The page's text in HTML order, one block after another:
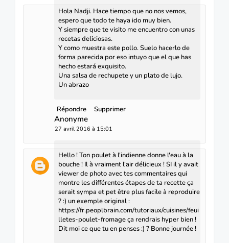
Hola Nadji. Hace tiempo que no nos vemos,
espero que todo te haya ido muy bien.
Y siempre que te visito me encuentro con unas
recetas deliciosas.
Y como muestra este pollo. Suelo hacerlo de
forma parecida por eso intuyo que el que has
hecho estará exquisito.
Una salsa de rechupete y un plato de lujo.
Un abrazo
Répondre Supprimer
Anonyme
27 avril 2016 à 15:01
Hello ! Ton poulet à l'indienne donne l'eau à la
bouche ! Il à vraiment l'air délicieux ! SI il y avait
viewer de photo avec tes commentaires qui
montre les différentes étapes de ta recette ça
serait sympa et pet être plus facile à reproduire
? :) un exemple original :
https://fr.peoplbrain.com/tutoriaux/cuisines/feui
lletes-poulet-fromage ça rendrais hyper bien !
Dit moi ce que tu en penses :) ? Bonne journée !